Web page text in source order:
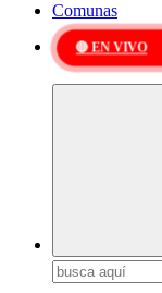
Comunas
🔴 EN VIVO
Buscar: